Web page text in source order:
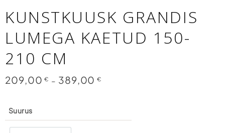
KUNSTKUUSK GRANDIS
LUMEGA KAETUD 150-
210 CM
209,00€ – 389,00€
Suurus